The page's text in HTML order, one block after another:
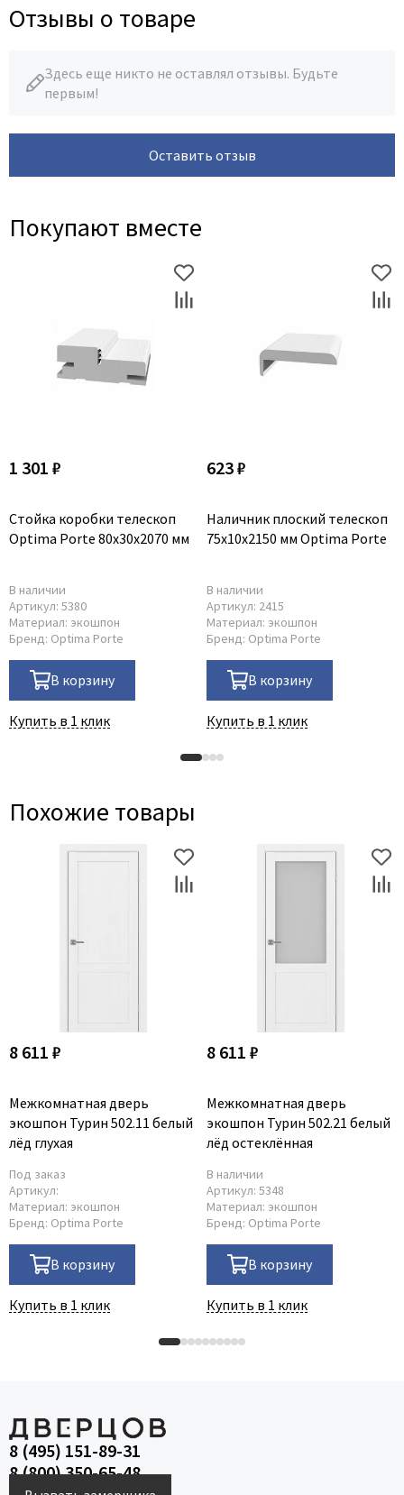
STR
Tupai
Uberture
Verum
Zadoor
Отзывы о товаре
Здесь еще никто не оставлял отзывы. Будьте
первым!
Оставить отзыв
Покупают вместе
1 301 ₽
Стойка коробки телескоп
Optima Porte 80x30x2070 мм
В наличии
Артикул: 5380
Материал: экошпон
Бренд: Optima Porte
В корзину
Купить в 1 клик
623 ₽
Наличник плоский телескоп
75x10x2150 мм Optima Porte
В наличии
Артикул: 2415
Материал: экошпон
Бренд: Optima Porte
В корзину
Купить в 1 клик
Похожие товары
8 611 ₽
Межкомнатная дверь
экошпон Турин 502.11 белый
лёд глухая
Под заказ
Артикул:
Материал: экошпон
Бренд: Optima Porte
В корзину
Купить в 1 клик
8 611 ₽
Межкомнатная дверь
экошпон Турин 502.21 белый
лёд остеклённая
В наличии
Артикул: 5348
Материал: экошпон
Бренд: Optima Porte
В корзину
Купить в 1 клик
8 (495) 151-89-31
8 (800) 350-65-48